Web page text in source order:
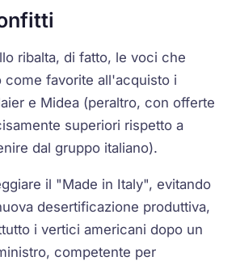
ribalta, di fatto, le voci che
come favorite all'acquisto i
e Midea (peraltro, con offerte
superiori rispetto a
dal gruppo italiano).
il "Made in Italy", evitando
desertificazione produttiva,
i vertici americani dopo un
competente per